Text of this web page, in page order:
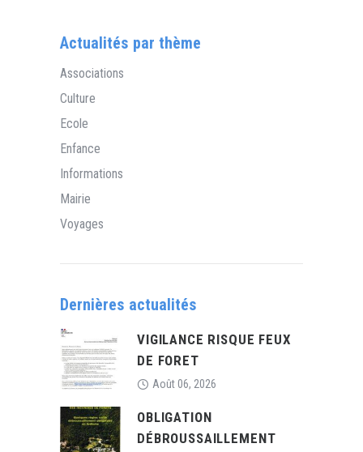
Actualités par thème
Associations
Culture
Ecole
Enfance
Informations
Mairie
Voyages
Dernières actualités
VIGILANCE RISQUE FEUX
DE FORET
Août 06, 2026
OBLIGATION
DÉBROUSSAILLEMENT